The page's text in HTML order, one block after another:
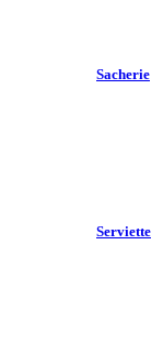
Sacherie
Serviette